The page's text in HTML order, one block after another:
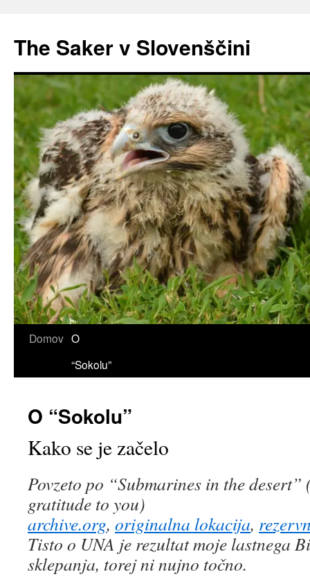
vsebino
The Saker v Slovenščini
Domov O
“Sokolu”
O “Sokolu”
Kako se je začelo
Povzeto po “Submarines in the desert”
gratitude to you)
archive.org, originalna lokacija,
Tisto o UNA je rezultat moje lastnega
sklepanja, torej ni nujno točno.